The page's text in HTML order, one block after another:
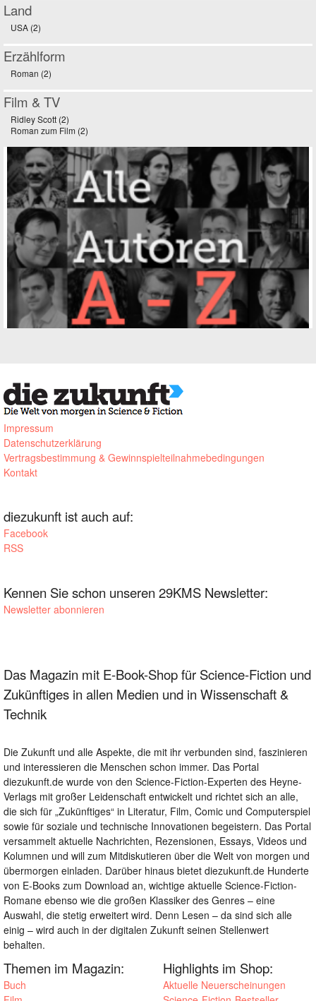
Land
USA (2)
Erzählform
Roman (2)
Film & TV
Ridley Scott (2)
Roman zum Film (2)
Impressum
Datenschutzerklärung
Vertragsbestimmung & Gewinnspielteilnahmebedingungen
Kontakt
diezukunft ist auch auf:
Facebook
RSS
Kennen Sie schon unseren 29KMS Newsletter:
Newsletter abonnieren
Das Magazin mit E-Book-Shop für Science-Fiction und
Zukünftiges in allen Medien und in Wissenschaft &
Technik
Die Zukunft und alle Aspekte, die mit ihr verbunden sind, faszinieren
und interessieren die Menschen schon immer. Das Portal
diezukunft.de wurde von den Science-Fiction-Experten des Heyne-
Verlags mit großer Leidenschaft entwickelt und richtet sich an alle,
die sich für „Zukünftiges“ in Literatur, Film, Comic und Computerspiel
sowie für soziale und technische Innovationen begeistern. Das Portal
versammelt aktuelle Nachrichten, Rezensionen, Essays, Videos und
Kolumnen und will zum Mitdiskutieren über die Welt von morgen und
übermorgen einladen. Darüber hinaus bietet diezukunft.de Hunderte
von E-Books zum Download an, wichtige aktuelle Science-Fiction-
Romane ebenso wie die großen Klassiker des Genres – eine
Auswahl, die stetig erweitert wird. Denn Lesen – da sind sich alle
einig – wird auch in der digitalen Zukunft seinen Stellenwert
behalten.
Themen im Magazin:
Buch
Highlights im Shop:
Aktuelle Neuerscheinungen